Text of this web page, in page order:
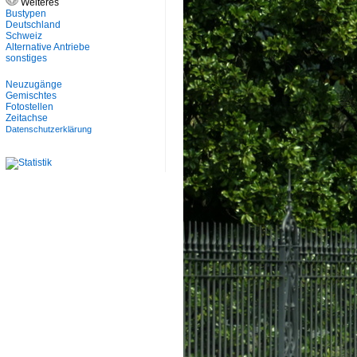
Weiteres
Bustypen
Deutschland
Schweiz
Alternative Antriebe
sonstiges
Neuzugänge
Gemischtes
Fotostellen
Zeitachse
Datenschutzerklärung